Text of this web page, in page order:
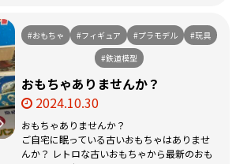
#おもちゃ #フィギュア #プラモデル
#玩具
#鉄道模型
おもちゃありませんか？
2024.10.30
おもちゃありませんか？
ご自宅に眠っている古いおもちゃはありませ
んか？ レトロな古いおもちゃから最新のおも